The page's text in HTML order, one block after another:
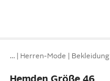
… Herren-Mode Bekleidung